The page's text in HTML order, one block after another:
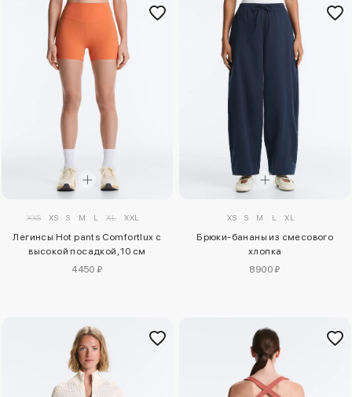
XXS XS S M L XL XXL
Легинсы Hot pants Comfortlux с
высокой посадкой, 10 см
4450 ₽
XS S M L XL
Брюки-бананы из смесового
хлопка
8900 ₽